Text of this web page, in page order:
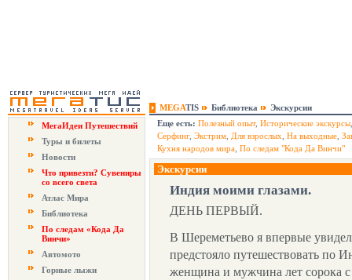
MEGATIS Библиотека
Экскурсии
МегаИдеи Путешествий
Туры и билеты
Новости
Что привезти? Сувениры
со всего света
Атлас Мира
Библиотека
По следам «Кода Да
Винчи»
Автомото
Горные лыжи
Еще есть: Полезный опыт, Исторические экскурсы
Серфинг, Экстрим Для взрослых На выходные
Кухня народов мира По следам "Кода Да Винчи"
Экскурсии
Индия моими глазами.
ДЕНЬ ПЕРВЫЙ.
В Шереметьево я впервые
предстояло путешествовать по
женщина и мужчина лет сорока